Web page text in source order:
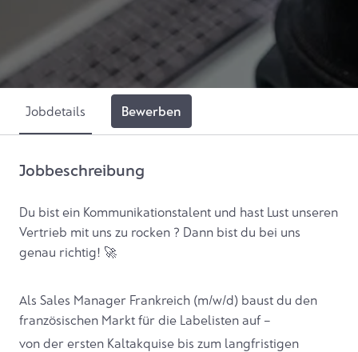
Jobdetails Bewerben
Jobbeschreibung
Du bist ein Kommunikationstalent und hast Lust unseren
Vertrieb mit uns zu rocken ? Dann bist du bei uns
genau richtig! 🚀
Als Sales Manager Frankreich (m/w/d) baust du den
französischen Markt für die Labelisten auf –
von der ersten Kaltakquise bis zum langfristigen